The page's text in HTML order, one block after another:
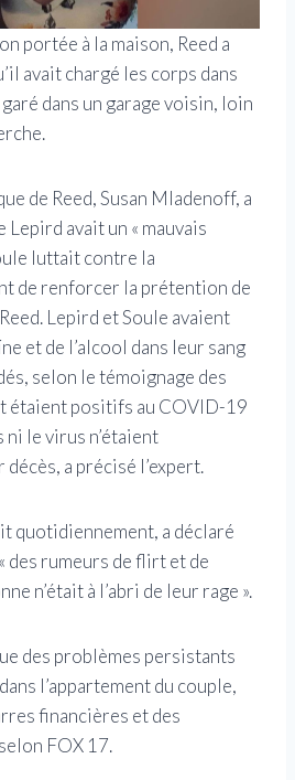
portée à la maison, Reed a
avait chargé les corps dans
dans un garage voisin, loin
de Reed, Susan Mladenoff, a
Lepird avait un « mauvais
luttait contre la
de renforcer la prétention de
Lepird et Soule avaient
et de l’alcool dans leur sang
selon le témoignage des
étaient positifs au COVID-19
ni le virus n’étaient
a précisé l’expert.
quotidiennement, a déclaré
des rumeurs de flirt et de
n’était à l’abri de leur rage ».
des problèmes persistants
l’appartement du couple,
financières et des
FOX 17.